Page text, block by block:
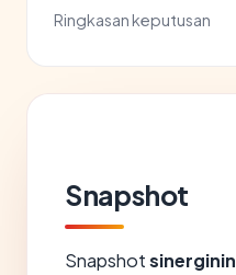
Ringkasan keputusan
Snapshot
Snapshot